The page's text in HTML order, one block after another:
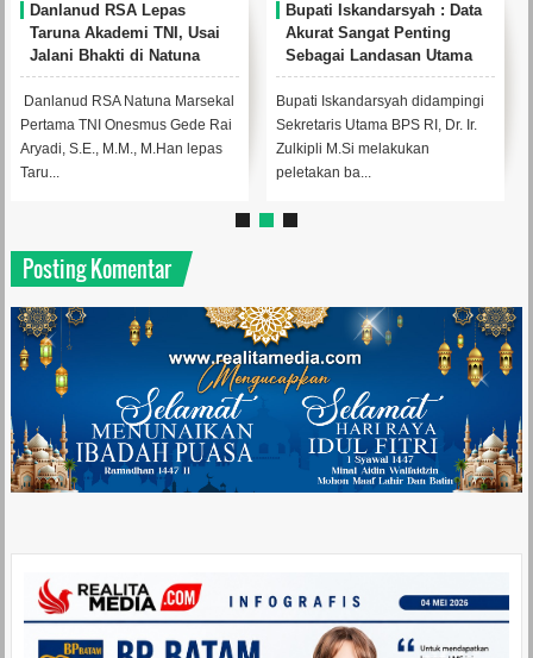
Danlanud RSA Lepas
Taruna Akademi TNI, Usai
Jalani Bhakti di Natuna
Danlanud RSA Natuna Marsekal
Pertama TNI Onesmus Gede Rai
Aryadi, S.E., M.M., M.Han lepas
Taru...
Bupati Iskandarsyah : Data
Akurat Sangat Penting
Sebagai Landasan Utama
Perumusan Kebijakan
Daerah
Bupati Iskandarsyah didampingi
Sekretaris Utama BPS RI, Dr. Ir.
Zulkipli M.Si melakukan
peletakan ba...
Posting Komentar